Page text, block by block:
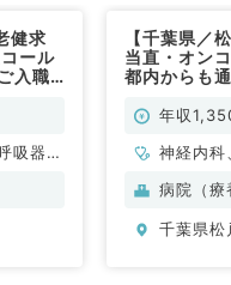
健求
ール
入職
吸器内
【千葉県／
当直・オン
都内からも
全般／常勤）
年収
神経内科
科、呼吸
病院（療
千葉県松